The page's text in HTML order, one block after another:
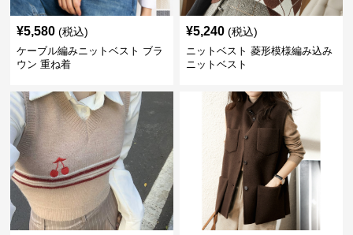
¥5,580 (税込)
ケーブル編みニットベスト ブラ
ウン 重ね着
¥5,240 (税込)
ニットベスト 菱形模様編み込み
ニットベスト